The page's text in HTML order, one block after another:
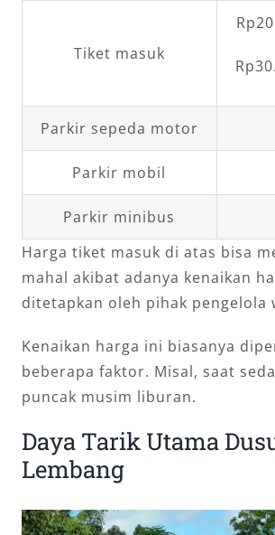
Tiket masuk
Parkir sepeda motor
Parkir mobil
Parkir minibus
Harga tiket masuk di atas bisa
mahal akibat adanya kenaikan
ditetapkan oleh pihak pengelola
Kenaikan harga ini biasanya
beberapa faktor. Misal, saat
puncak musim liburan.
Daya Tarik Utama
Lembang